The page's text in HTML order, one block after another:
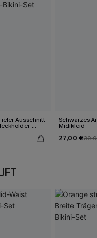
Ausschnitt Schwarzes
Midikleid
27,00 €